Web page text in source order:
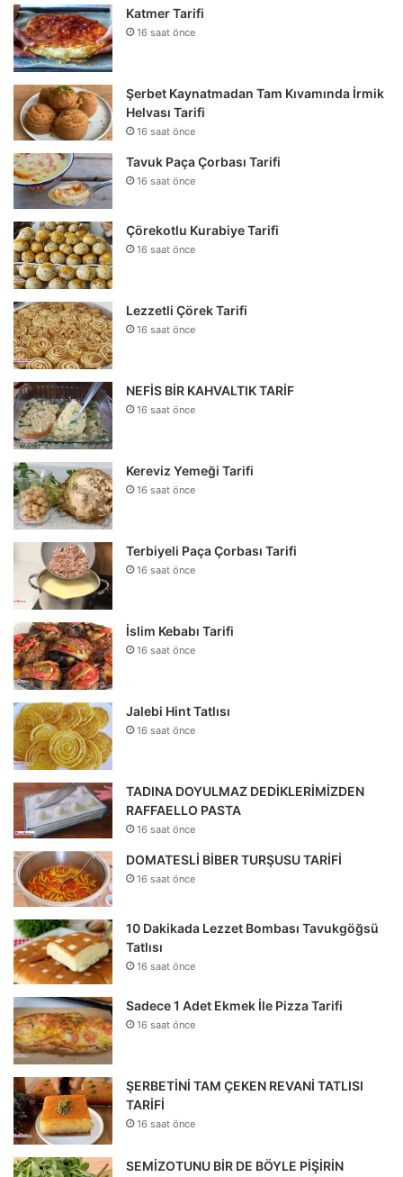
Katmer Tarifi
16 saat önce
Şerbet Kaynatmadan Tam Kıvamında İrmik
Helvası Tarifi
16 saat önce
Tavuk Paça Çorbası Tarifi
16 saat önce
Çörekotlu Kurabiye Tarifi
16 saat önce
Lezzetli Çörek Tarifi
16 saat önce
NEFİS BİR KAHVALTIK TARİF
16 saat önce
Kereviz Yemeği Tarifi
16 saat önce
Terbiyeli Paça Çorbası Tarifi
16 saat önce
İslim Kebabı Tarifi
16 saat önce
Jalebi Hint Tatlısı
16 saat önce
TADINA DOYULMAZ DEDİKLERİMİZDEN
RAFFAELLO PASTA
16 saat önce
DOMATESLİ BİBER TURŞUSU TARİFİ
16 saat önce
10 Dakikada Lezzet Bombası Tavukgöğsü
Tatlısı
16 saat önce
Sadece 1 Adet Ekmek İle Pizza Tarifi
16 saat önce
ŞERBETİNİ TAM ÇEKEN REVANİ TATLISI
TARİFİ
16 saat önce
SEMİZOTUNU BİR DE BÖYLE PİŞİRİN